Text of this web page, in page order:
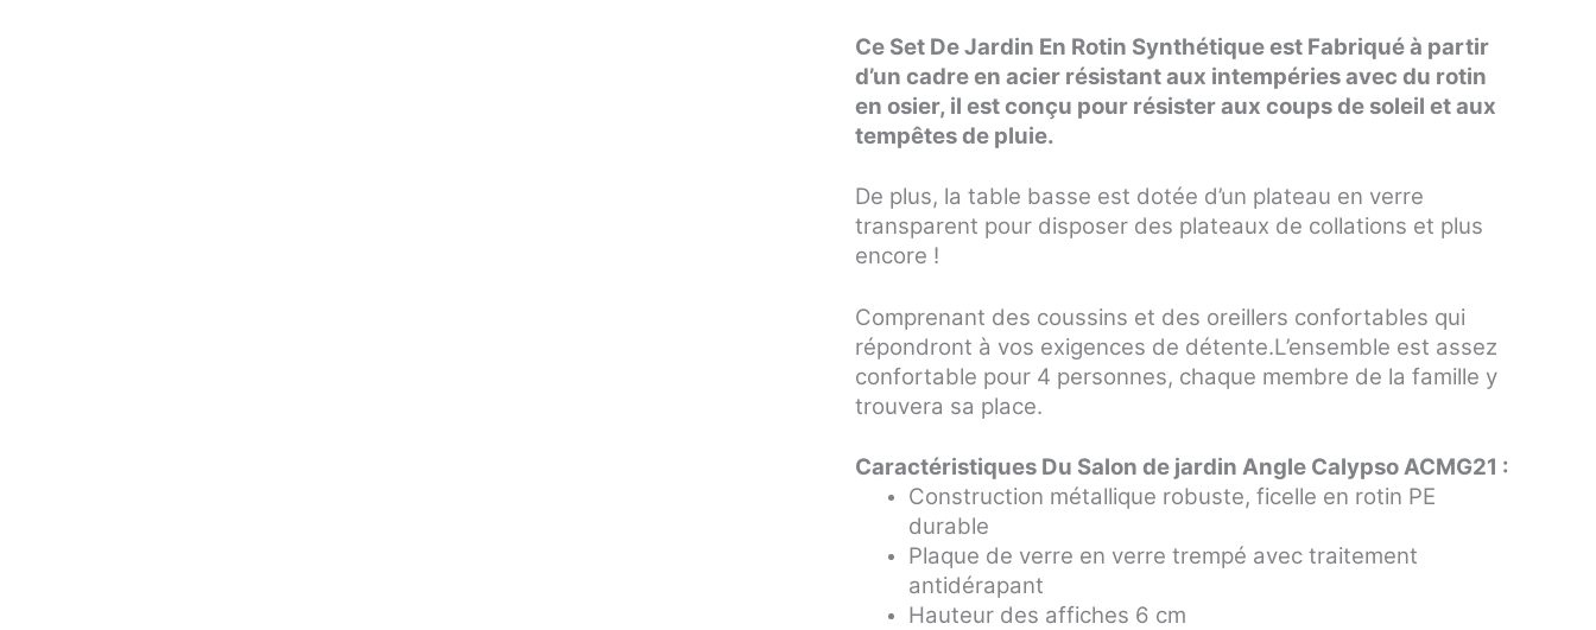
Ce Set De Jardin En Rotin Synthétique est Fabriqué à partir
d’un cadre en acier résistant aux intempéries avec du rotin
en osier, il est conçu pour résister aux coups de soleil et aux
tempêtes de pluie.
De plus, la table basse est dotée d’un plateau en verre
transparent pour disposer des plateaux de collations et plus
encore !
Comprenant des coussins et des oreillers confortables qui
répondront à vos exigences de détente.L’ensemble est assez
confortable pour 4 personnes, chaque membre de la famille y
trouvera sa place.
Caractéristiques Du Salon de jardin Angle Calypso ACMG21 :
Construction métallique robuste, ficelle en rotin PE
durable
Plaque de verre en verre trempé avec traitement
antidérapant
Hauteur des affiches 6 cm